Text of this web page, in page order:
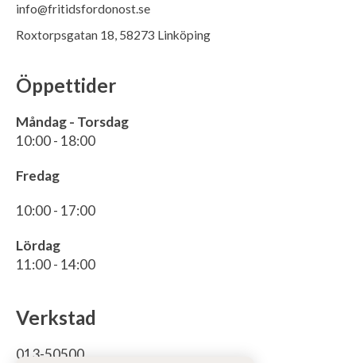
info@fritidsfordonost.se
Roxtorpsgatan 18, 58273 Linköping
Öppettider
Måndag - Torsdag
10:00 - 18:00
Fredag
10:00 - 17:00
Lördag
11:00 - 14:00
Verkstad
013-50500